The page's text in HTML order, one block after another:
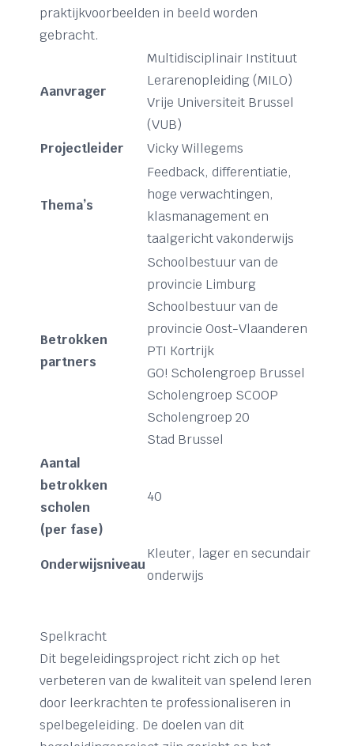
praktijkvoorbeelden in beeld worden
gebracht.
Aanvrager
Multidisciplinair Instituut
Lerarenopleiding (MILO)
Vrije Universiteit Brussel
(VUB)
Projectleider
Vicky Willegems
Thema’s
Feedback, differentiatie,
hoge verwachtingen,
klasmanagement en
taalgericht vakonderwijs
Betrokken
partners
Schoolbestuur van de
provincie Limburg
Schoolbestuur van de
provincie Oost-Vlaanderen
PTI Kortrijk
GO! Scholengroep Brussel
Scholengroep SCOOP
Scholengroep 20
Stad Brussel
Aantal
betrokken
scholen
(per fase)
40
Onderwijsniveau
Kleuter, lager en secundair
onderwijs
Spelkracht
Dit begeleidingsproject richt zich op het
verbeteren van de kwaliteit van spelend leren
door leerkrachten te professionaliseren in
spelbegeleiding. De doelen van dit